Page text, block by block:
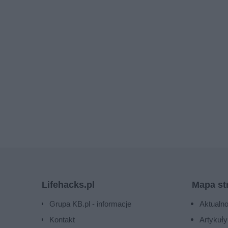
Lifehacks.pl
Grupa KB.pl - informacje
Kontakt
Mapa
Artykuły